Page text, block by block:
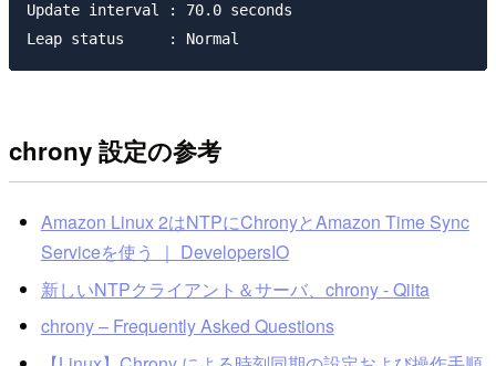
Update interval : 70.0 seconds
chrony 設定の参考
Amazon Linux 2はNTPにChronyとAmazon Time Sync
Serviceを使う ｜ DevelopersIO
新しいNTPクライアント＆サーバ、chrony - Qiita
chrony – Frequently Asked Questions